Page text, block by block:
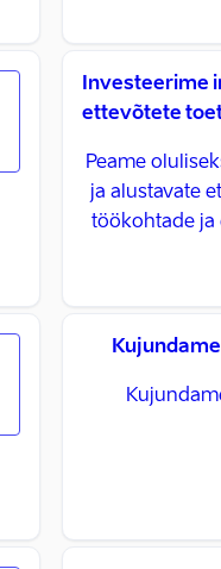
Investeerime
ettevõtete
Peame
ja alustavate
töökohtade ja